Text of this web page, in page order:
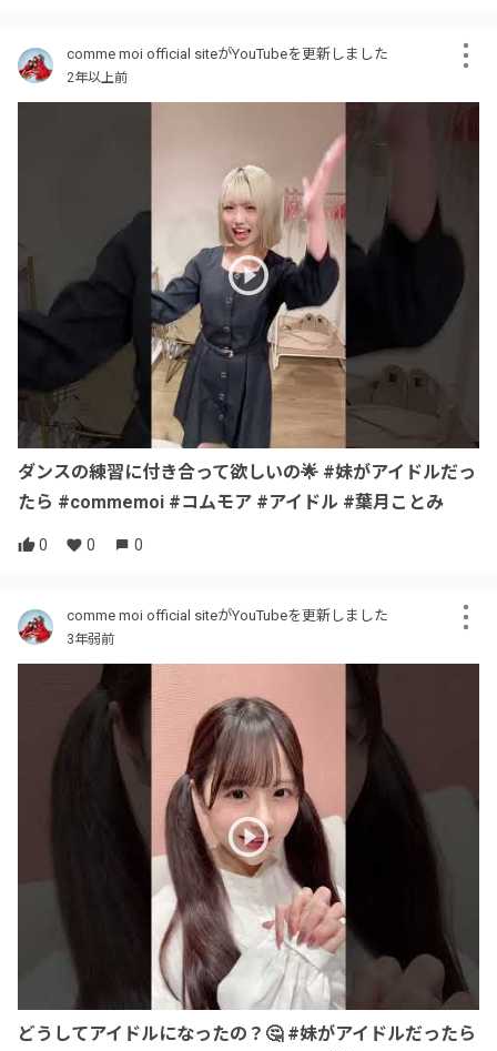
comme moi official siteがYouTubeを更新しました
2年以上前
ダンスの練習に付き合って欲しいの🌟 #妹がアイドルだっ
たら #commemoi #コムモア #アイドル #葉月ことみ
0 0 0
comme moi official siteがYouTubeを更新しました
3年弱前
どうしてアイドルになったの？🤔 #妹がアイドルだったら